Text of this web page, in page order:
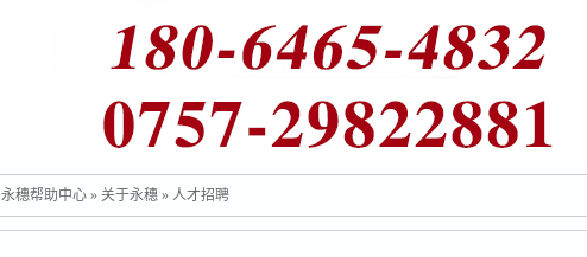
永穗帮助中心» 关于永穗» 人才招聘